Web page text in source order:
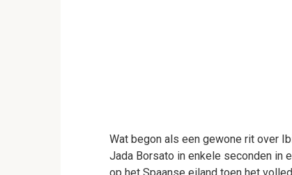
Wat begon als een gewone rit over
Jada Borsato in enkele seconden in